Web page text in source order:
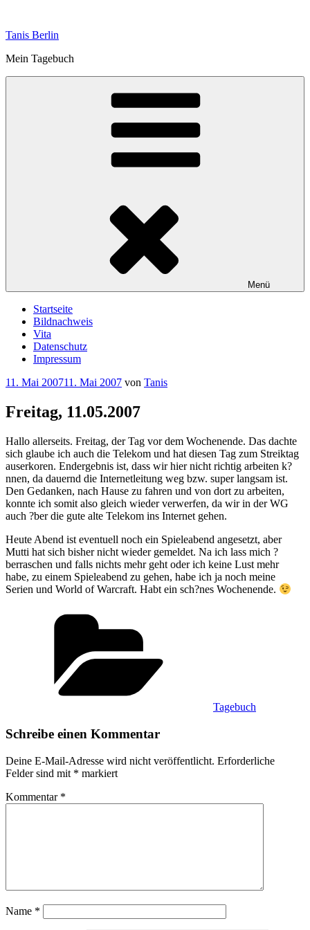
springen
Tanis Berlin
Mein Tagebuch
Menü
Startseite
Bildnachweis
Vita
Datenschutz
Impressum
Veröffentlicht
11. Mai 200711. Mai 2007 von Tanis
Freitag, 11.05.2007
Hallo allerseits. Freitag, der Tag vor dem Wochenende. Das dachte
sich glaube ich auch die Telekom und hat diesen Tag zum Streiktag
auserkoren. Endergebnis ist, dass wir hier nicht richtig arbeiten k?
nnen, da dauernd die Internetleitung weg bzw. super langsam ist.
Den Gedanken, nach Hause zu fahren und von dort zu arbeiten,
konnte ich somit also gleich wieder verwerfen, da wir in der WG
auch ?ber die gute alte Telekom ins Internet gehen.
Heute Abend ist eventuell noch ein Spieleabend angesetzt, aber
Mutti hat sich bisher nicht wieder gemeldet. Na ich lass mich ?
berraschen und falls nichts mehr geht oder ich keine Lust mehr
habe, zu einem Spieleabend zu gehen, habe ich ja noch meine
Serien und World of Warcraft. Habt ein sch?nes Wochenende.
Tagebuch
Schreibe einen Kommentar
Deine E-Mail-Adresse wird nicht veröffentlicht. Erforderliche
Felder sind mit * markiert
Kommentar *
Name *